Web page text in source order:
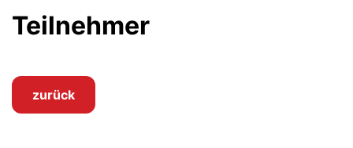
Teilnehmer
zurück